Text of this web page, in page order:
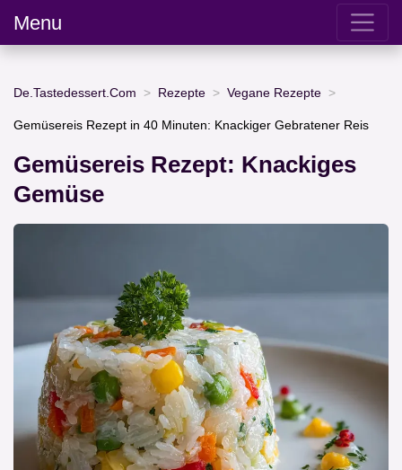
Menu
De.Tastedessert.Com Rezepte Vegane Rezepte
Gemüsereis Rezept in 40 Minuten: Knackiger Gebratener Reis
Gemüsereis Rezept: Knackiges
Gemüse